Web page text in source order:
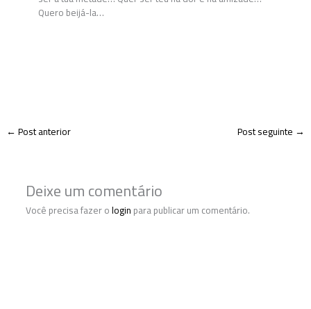
Quero beijá-la…
←Post anterior Post seguinte →
Deixe um comentário
Você precisa fazer ologinpara publicar um comentário.